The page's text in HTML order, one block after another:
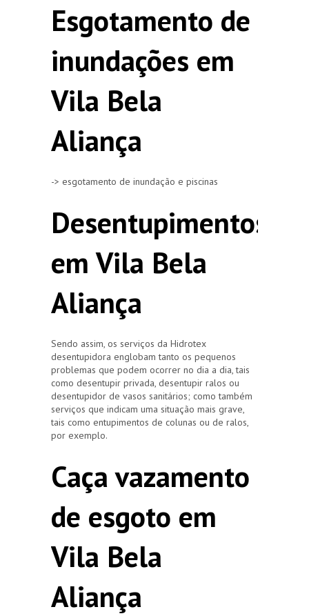
Esgotamento de
inundações em
Vila Bela
Aliança
-> esgotamento de inundação e piscinas
Desentupimentos
em Vila Bela
Aliança
Sendo assim, os serviços da Hidrotex
desentupidora englobam tanto os pequenos
problemas que podem ocorrer no dia a dia, tais
como desentupir privada, desentupir ralos ou
desentupidor de vasos sanitários; como também
serviços que indicam uma situação mais grave,
tais como entupimentos de colunas ou de ralos,
por exemplo.
Caça vazamento
de esgoto em
Vila Bela
Aliança